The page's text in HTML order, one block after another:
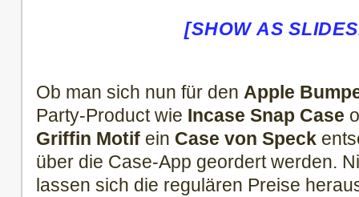
[SHOW AS
Ob man sich nun für den Apple
Party-Product wie Incase Snap Case
Griffin Motif ein Case von Speck
über die Case-App geordert werden.
lassen sich die regulären Preise